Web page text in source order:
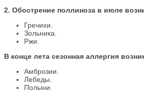
2. Обострение поллиноза в июле
Гречихи.
Зольника.
Ржи.
В конце лета сезонная аллергия
Амброзии.
Лебеды.
Полыни.